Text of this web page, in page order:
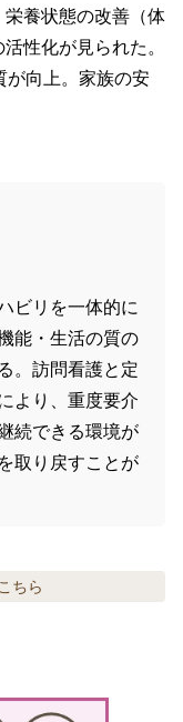
養状態の改善（体
性化が見られた。
が向上。家族の安
ビリを一体的に
能・生活の質の
。訪問看護と定
より、重度要介
続できる環境が
取り戻すことが
ちら